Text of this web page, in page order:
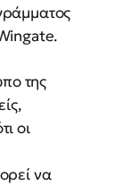
της
οι
να